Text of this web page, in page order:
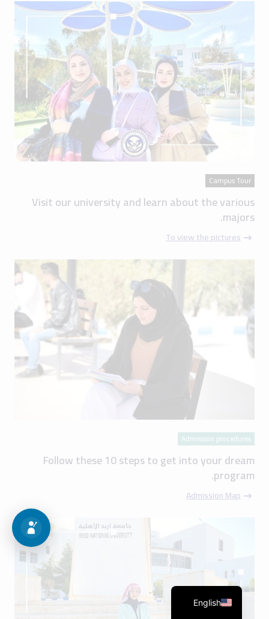
Campus Tour
Visit our university and learn about the various
majors.
To view the pictures
Admission procedures
Follow these 10 steps to get into your dream
program.
Admission Map
English